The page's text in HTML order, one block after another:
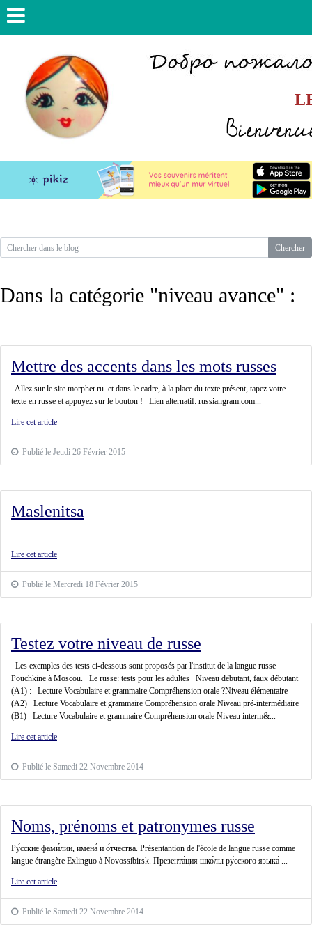
Dans la catégorie "niveau avance" :
Mettre des accents dans les mots russes
Allez sur le site morpher.ru et dans le cadre, à la place du texte présent, tapez votre
texte en russe et appuyez sur le bouton ! Lien alternatif: russiangram.com...
Lire cet article
Publié le Jeudi 26 Février 2015
Maslenitsa
...
Lire cet article
Publié le Mercredi 18 Février 2015
Testez votre niveau de russe
Les exemples des tests ci-dessous sont proposés par l'institut de la langue russe
Pouchkine à Moscou. Le russe: tests pour les adultes Niveau débutant, faux débutant
(A1) : Lecture Vocabulaire et grammaire Compréhension orale ?Niveau élémentaire
(A2) Lecture Vocabulaire et grammaire Compréhension orale Niveau pré-intermédiaire
(B1) Lecture Vocabulaire et grammaire Compréhension orale Niveau interm&...
Lire cet article
Publié le Samedi 22 Novembre 2014
Noms, prénoms et patronymes russe
Ру́сские фами́лии, имена́ и о́тчества. Présentantion de l'école de langue russe comme
langue étrangère Exlinguo à Novossibirsk. Презента́ция шко́лы ру́сского языка́ ...
Lire cet article
Publié le Samedi 22 Novembre 2014